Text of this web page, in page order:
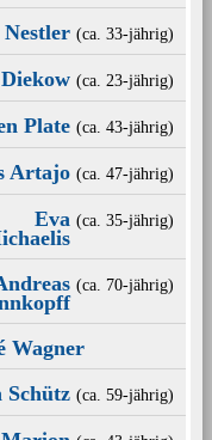
(ca. 33‑jährig)
(ca. 23‑jährig)
Plate (ca. 43‑jährig)
Artajo (ca. 47‑jährig)
Eva (ca. 35‑jährig)
(ca. 70‑jährig)
Wagner
Schütz (ca. 59‑jährig)